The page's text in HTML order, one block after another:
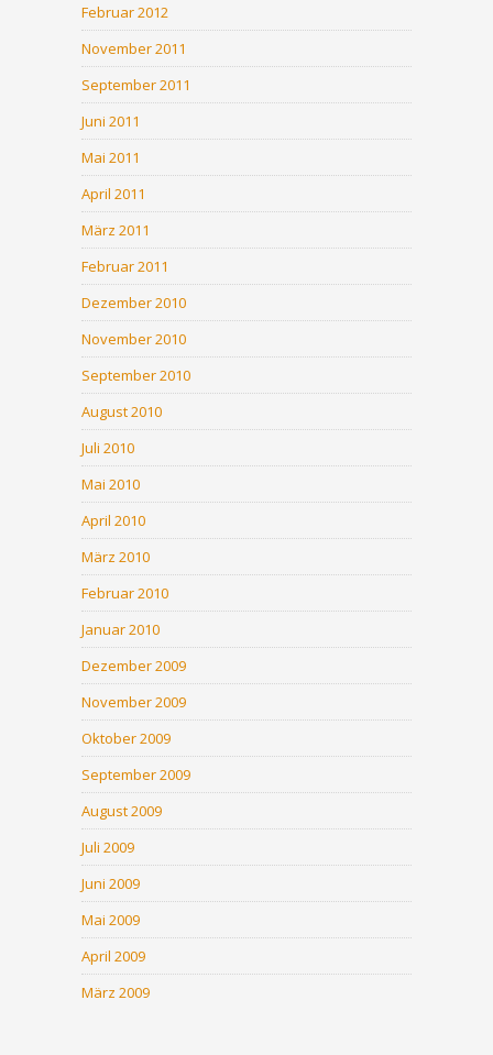
Februar 2012
November 2011
September 2011
Juni 2011
Mai 2011
April 2011
März 2011
Februar 2011
Dezember 2010
November 2010
September 2010
August 2010
Juli 2010
Mai 2010
April 2010
März 2010
Februar 2010
Januar 2010
Dezember 2009
November 2009
Oktober 2009
September 2009
August 2009
Juli 2009
Juni 2009
Mai 2009
April 2009
März 2009